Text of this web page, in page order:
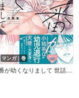
マンガ｜巻
番が幼くなりまして 世話焼きΩのαごっこ【単行本版】【電子限定特典付き】